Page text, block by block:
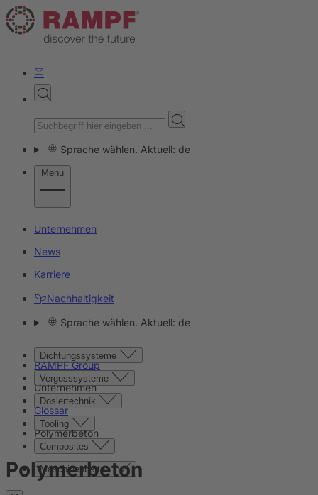
Sprache wählen. Aktuell: de
Menu
Unternehmen
News
Karriere
Nachhaltigkeit
Sprache wählen. Aktuell: de
Dichtungssysteme
Vergusssysteme
Dosiertechnik
Tooling
Composites
Maschinenbetten
RAMPF Group
Unternehmen
Glossar
Polymerbeton
Polymerbeton